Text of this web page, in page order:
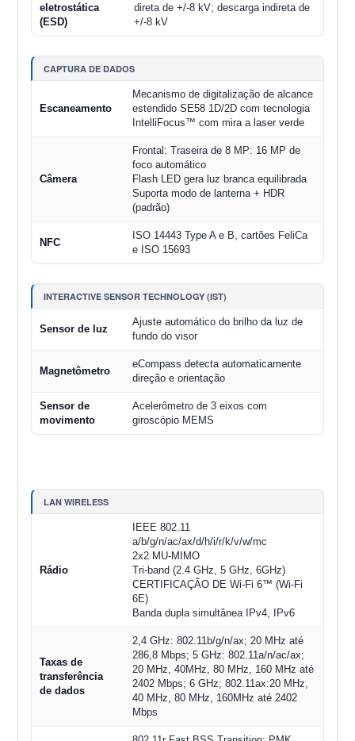
eletrostática
(ESD)
direta de +/-8 kV; descarga indireta de
+/-8 kV
CAPTURA DE DADOS
Escaneamento
Mecanismo de digitalização de alcance
estendido SE58 1D/2D com tecnologia
IntelliFocus™ com mira a laser verde
Câmera
Frontal: Traseira de 8 MP: 16 MP de
foco automático
Flash LED gera luz branca equilibrada
Suporta modo de lanterna + HDR
(padrão)
NFC
ISO 14443 Type A e B, cartões FeliCa
e ISO 15693
INTERACTIVE SENSOR TECHNOLOGY (IST)
Sensor de luz
Ajuste automático do brilho da luz de
fundo do visor
Magnetômetro
eCompass detecta automaticamente
direção e orientação
Sensor de
movimento
Acelerômetro de 3 eixos com
giroscópio MEMS
LAN WIRELESS
Rádio
IEEE 802.11
a/b/g/n/ac/ax/d/h/i/r/k/v/w/mc
2x2 MU-MIMO
Tri-band (2.4 GHz, 5 GHz, 6GHz)
CERTIFICAÇÃO DE Wi-Fi 6™ (Wi-Fi
6E)
Banda dupla simultânea IPv4, IPv6
Taxas de
transferência
de dados
2,4 GHz: 802.11b/g/n/ax; 20 MHz até
286,8 Mbps; 5 GHz: 802.11a/n/ac/ax;
20 MHz, 40MHz, 80 MHz, 160 MHz até
2402 Mbps; 6 GHz; 802.11ax:20 MHz,
40 MHz, 80 MHz, 160MHz até 2402
Mbps